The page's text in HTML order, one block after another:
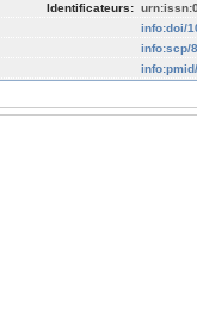
Identificateurs:
info:doi/
info:scp/